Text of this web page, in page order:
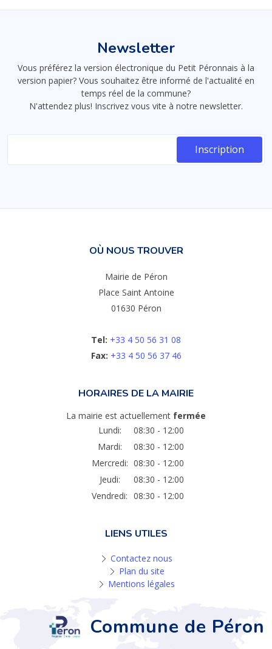
Newsletter
Vous préférez la version électronique du Petit Péronnais à la
version papier? Vous souhaitez être informé de l'actualité en
temps réel de la commune?
N'attendez plus! Inscrivez vous vite à notre newsletter.
OÙ NOUS TROUVER
Mairie de Péron
Place Saint Antoine
01630 Péron
Tel: +33 4 50 56 31 08
Fax: +33 4 50 56 37 46
HORAIRES DE LA MAIRIE
La mairie est actuellement fermée
Lundi:
08:30 - 12:00
Mardi:
08:30 - 12:00
Mercredi: 08:30 - 12:00
Jeudi:
08:30 - 12:00
Vendredi: 08:30 - 12:00
LIENS UTILES
Contactez nous
Plan du site
Mentions légales
Commune de Péron